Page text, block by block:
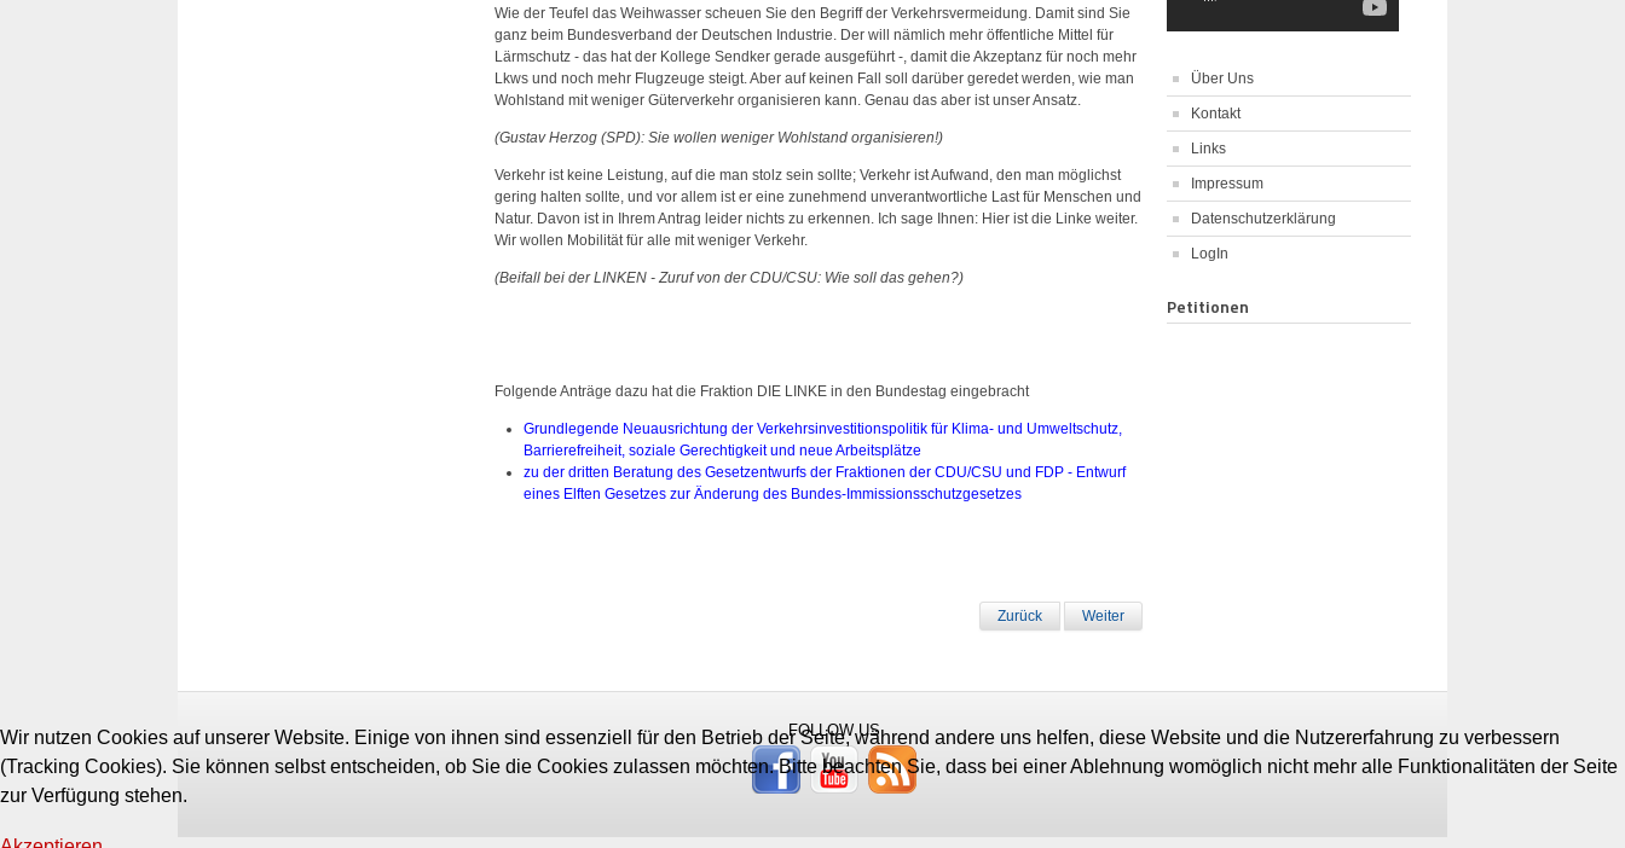
Wie der Teufel das Weihwasser scheuen Sie den Begriff der Verkehrsvermeidung. Damit sind Sie
ganz beim Bundesverband der Deutschen Industrie. Der will nämlich mehr öffentliche Mittel für
Lärmschutz - das hat der Kollege Sendker gerade ausgeführt -, damit die Akzeptanz für noch mehr
Lkws und noch mehr Flugzeuge steigt. Aber auf keinen Fall soll darüber geredet werden, wie man
Wohlstand mit weniger Güterverkehr organisieren kann. Genau das aber ist unser Ansatz.
(Gustav Herzog (SPD): Sie wollen weniger Wohlstand organisieren!)
Verkehr ist keine Leistung, auf die man stolz sein sollte; Verkehr ist Aufwand, den man möglichst
gering halten sollte, und vor allem ist er eine zunehmend unverantwortliche Last für Menschen und
Natur. Davon ist in Ihrem Antrag leider nichts zu erkennen. Ich sage Ihnen: Hier ist die Linke weiter.
Wir wollen Mobilität für alle mit weniger Verkehr.
(Beifall bei der LINKEN - Zuruf von der CDU/CSU: Wie soll das gehen?)
Folgende Anträge dazu hat die Fraktion DIE LINKE in den Bundestag eingebracht
Grundlegende Neuausrichtung der Verkehrsinvestitionspolitik für Klima- und Umweltschutz,
Barrierefreiheit, soziale Gerechtigkeit und neue Arbeitsplätze
zu der dritten Beratung des Gesetzentwurfs der Fraktionen der CDU/CSU und FDP - Entwurf
eines Elften Gesetzes zur Änderung des Bundes-Immissionsschutzgesetzes
Zurück Weiter
Über Uns
Kontakt
Links
Impressum
Datenschutzerklärung
LogIn
Petitionen
FOLLOW US
Wir nutzen Cookies auf unserer Website. Einige von ihnen sind essenziell für den Betrieb der Seite, während andere uns helfen, diese Website und die Nutzererfahrung zu verbessern
(Tracking Cookies). Sie können selbst entscheiden, ob Sie die Cookies zulassen möchten. Bitte beachten Sie, dass bei einer Ablehnung womöglich nicht mehr alle Funktionalitäten der Seite
zur Verfügung stehen.